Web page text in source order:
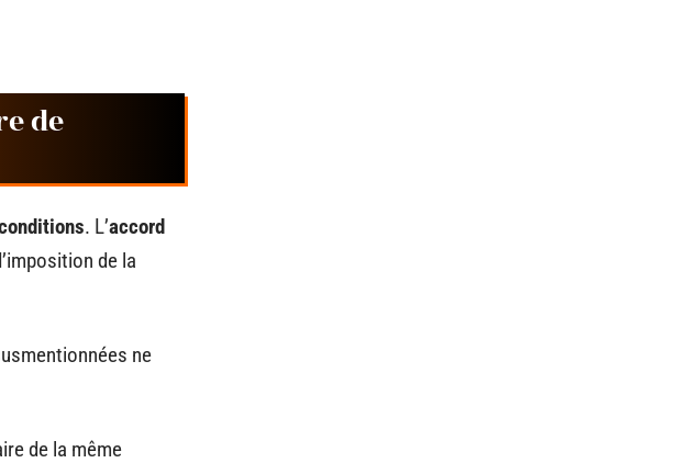
de
. L’accord
de la
ne
de la même